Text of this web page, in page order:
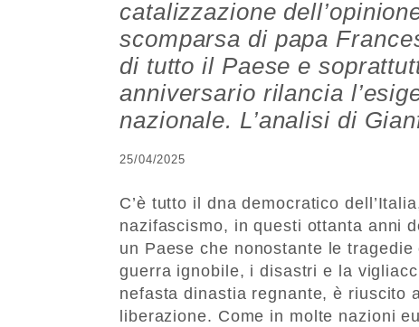
catalizzazione
scomparsa di papa
di tutto il Paese e
anniversario rilancia
nazionale. L’analisi di
25/04/2025
C’è tutto il dna democratico
nazifascismo, in questi ottanta anni
un Paese che nonostante le
guerra ignobile, i disastri e la
nefasta dinastia regnante, è riuscito
liberazione. Come in molte nazioni